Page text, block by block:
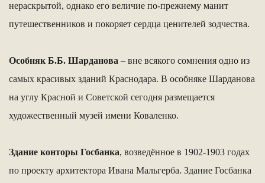
нераскрытой, однако его величие по-прежнему манит
путешественников и покоряет сердца ценителей зодчества.
Особняк Б.Б. Шарданова – вне всякого сомнения одно из
самых красивых зданий Краснодара. В особняке Шарданова
на углу Красной и Советской сегодня размещается
художественный музей имени Коваленко.
Здание конторы Госбанка, возведённое в 1902-1903 годах
по проекту архитектора Ивана Мальгерба. Здание Госбанка